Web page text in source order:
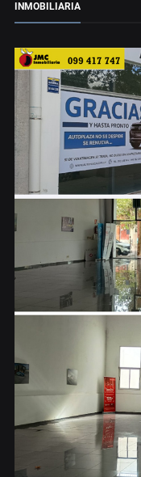
INMOBILIARIA